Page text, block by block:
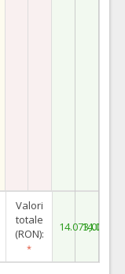
Valori
totale
(RON):
*
14.073,00